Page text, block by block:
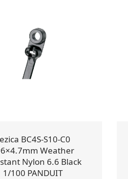
BC4S-S10-C0
Weather
Nylon 6.6 Black
1/100 PANDUIT